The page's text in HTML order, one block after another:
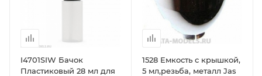
I4701SIW Бачок
Пластиковый 28 мл для
1528 Емкость с крышкой,
5 мл,резьба, металл Jas